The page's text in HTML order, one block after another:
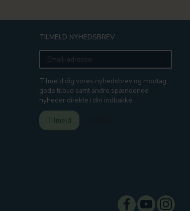
TILMELD NYHEDSBREV
Email-
adresse
Tilmeld dig vores nyhedsbrev og modtag
gode tilbud samt andre spændende
nyheder direkte i din indbakke.
Tilmeld